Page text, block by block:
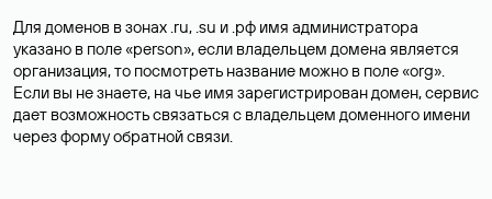
Для доменов в зонах .ru, .su и .рф имя администратора
указано в поле «person», если владельцем домена является
организация, то посмотреть название можно в поле «org».
Если вы не знаете, на чье имя зарегистрирован домен, сервис
дает возможность связаться с владельцем доменного имени
через форму обратной связи.